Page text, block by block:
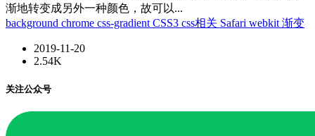
渐地转变成另外一种颜色，故可以...
background chrome css-gradient CSS3 css相关 Safari webkit 渐变
2019-11-20
2.54K
关注公众号